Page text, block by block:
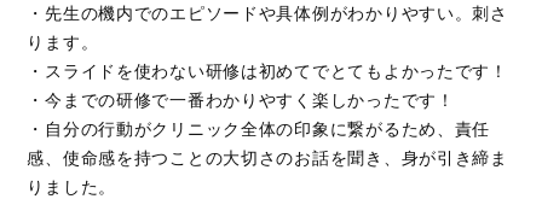
・先生の機内でのエピソードや具体例がわかりやすい。刺さ
ります。
・スライドを使わない研修は初めてでとてもよかったです！
・今までの研修で一番わかりやすく楽しかったです！
・自分の行動がクリニック全体の印象に繋がるため、責任
感、使命感を持つことの大切さのお話を聞き、身が引き締ま
りました。